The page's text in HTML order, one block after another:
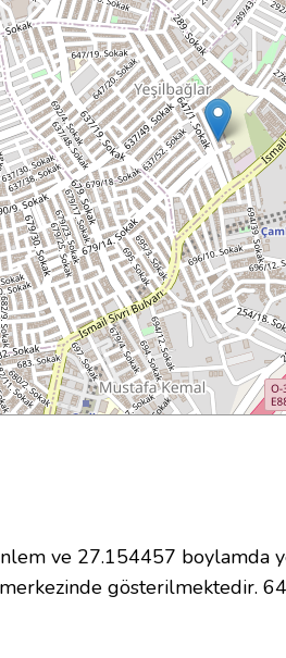
ve 27.154457 boylamda
gösterilmektedir.